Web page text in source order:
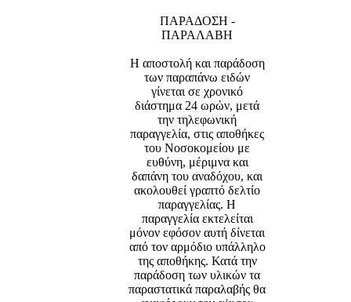
ΠΑΡΑΔΟΣΗ -
ΠΑΡΑΛΑΒΗ
Η αποστολή και παράδοση
των παραπάνω ειδών
γίνεται σε χρονικό
διάστημα 24 ωρών, μετά
την τηλεφωνική
παραγγελία, στις αποθήκες
του Νοσοκομείου με
ευθύνη, μέριμνα και
δαπάνη του αναδόχου, και
ακολουθεί γραπτό δελτίο
παραγγελίας. Η
παραγγελία εκτελείται
μόνον εφόσον αυτή δίνεται
από τον αρμόδιο υπάλληλο
της αποθήκης. Κατά την
παράδοση των υλικών τα
παραστατικά παραλαβής θα